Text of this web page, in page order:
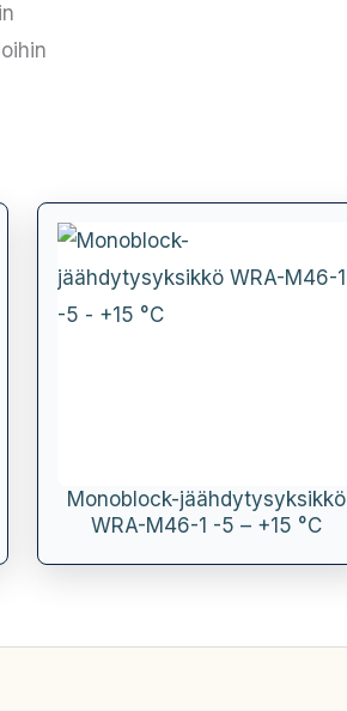
Monoblock-jäähdytysyksikkö
WRA-M46-1 -5 – +15 °C